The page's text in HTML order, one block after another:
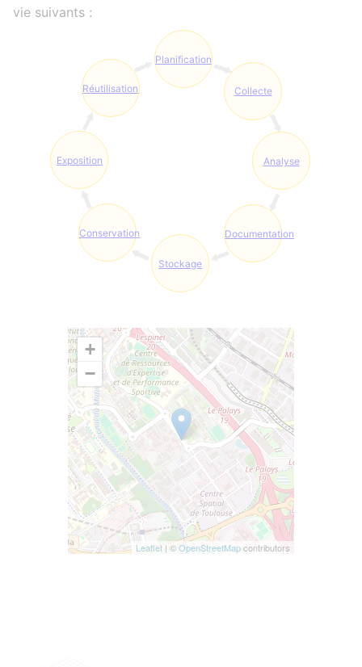
vie suivants :
Planification
Collecte
Analyse
Documentation
Stockage
Conservation
Exposition
Réutilisation
+
−
Leaflet | ©OpenStreetMapcontributors